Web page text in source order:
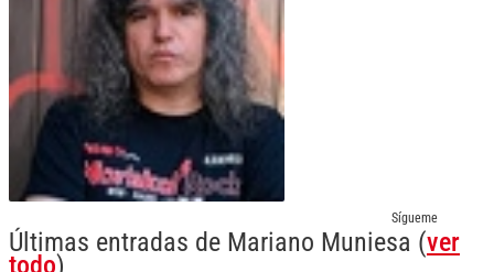
Sígueme
Últimas entradas de Mariano Muniesa (ver
todo)